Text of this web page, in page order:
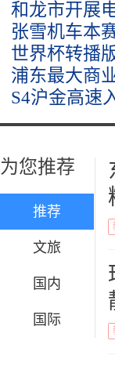
和龙市开展
张雪机车本
世界杯转播
浦东最大商
S4沪金高速
为您推荐
推荐
文旅
国内
国际